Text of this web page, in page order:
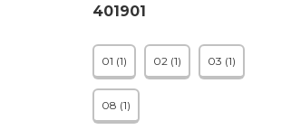
401901
01 (1) 02 (1) 03 (1)
08 (1)